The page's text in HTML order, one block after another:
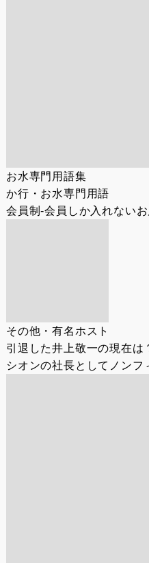
お水専門用語集
か行・お水専門用語
会員制-会員しか入れない
その他・有名ホスト
引退した井上敬一の現在
シオンの社長としてノン